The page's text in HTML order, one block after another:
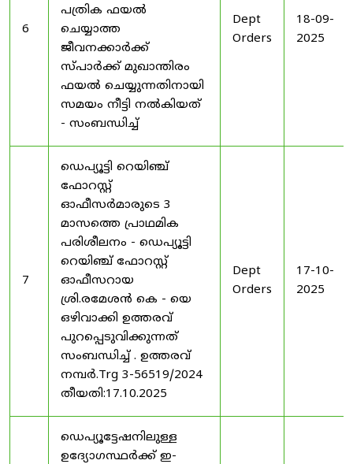
6
പത്രിക ഫയൽ
ചെയ്യാത്ത
ജീവനക്കാർക്ക്
സ്പാർക്ക് മുഖാന്തിരം
ഫയൽ ചെയ്യുന്നതിനായി
സമയം നീട്ടി നൽകിയത്
- സംബന്ധിച്ച്
Dept
Orders
18-09-
2025
7
ഡെപ്യൂട്ടി റെയിഞ്ച്
ഫോറസ്റ്റ്
ഓഫീസർമാരുടെ 3
മാസത്തെ പ്രാഥമിക
പരിശീലനം - ഡെപ്യൂട്ടി
റെയിഞ്ച് ഫോറസ്റ്റ്
ഓഫീസറായ
ശ്രി.രമേശൻ കെ - യെ
ഒഴിവാക്കി ഉത്തരവ്
പുറപ്പെടുവിക്കുന്നത്
സംബന്ധിച്ച് . ഉത്തരവ്
നമ്പർ.Trg 3-56519/2024
തീയതി:17.10.2025
Dept
Orders
17-10-
2025
ഡെപ്യൂട്ടേഷനിലുള്ള
ഉദ്യോഗസ്ഥർക്ക് ഇ-